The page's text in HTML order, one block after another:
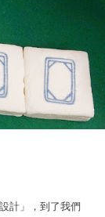
計」，到了我們